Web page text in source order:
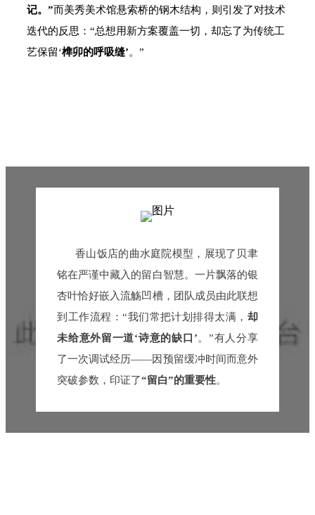
记。”而美秀美术馆悬索桥的钢木结构，则引发了对技术
迭代的反思：“总想用新方案覆盖一切，却忘了为传统工
艺保留‘榫卯的呼吸缝’。”
香山饭店的曲水庭院模型，展现了贝聿
铭在严谨中藏入的留白智慧。一片飘落的银
杏叶恰好嵌入流觞凹槽，团队成员由此联想
到工作流程：“我们常把计划排得太满， 却
未给意外留一道‘诗意的缺口’。”有人分享
了一次调试经历——因预留缓冲时间而意外
突破参数，印证了“留白”的重要性。